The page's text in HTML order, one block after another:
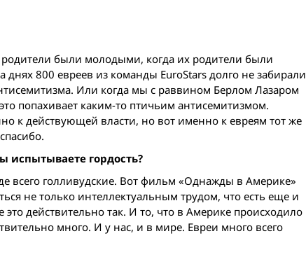
родители были молодыми, когда их родители были
800 евреев из команды EuroStars долго не забирали
Или когда мы с раввином Берлом Лазаром
попахивает каким-то птичьим антисемитизмом.
к действующей власти, но вот именно к евреям тот же
испытываете гордость?
всего голливудские. Вот фильм «Однажды в Америке»
не только интеллектуальным трудом, что есть еще и
действительно так. И то, что в Америке происходило
много. И у нас, и в мире. Евреи много всего